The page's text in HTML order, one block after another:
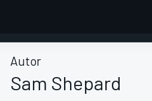
Autor
Sam Shepard